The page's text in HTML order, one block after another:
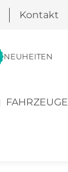
Kontakt
NEUHEITEN
FAHRZEUGE